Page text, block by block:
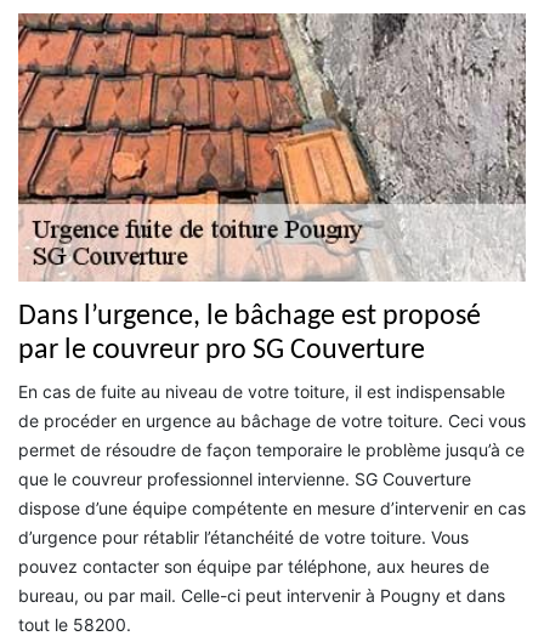
Dans l’urgence, le bâchage est proposé
par le couvreur pro SG Couverture
En cas de fuite au niveau de votre toiture, il est indispensable
de procéder en urgence au bâchage de votre toiture. Ceci vous
permet de résoudre de façon temporaire le problème jusqu’à ce
que le couvreur professionnel intervienne. SG Couverture
dispose d’une équipe compétente en mesure d’intervenir en cas
d’urgence pour rétablir l’étanchéité de votre toiture. Vous
pouvez contacter son équipe par téléphone, aux heures de
bureau, ou par mail. Celle-ci peut intervenir à Pougny et dans
tout le 58200.